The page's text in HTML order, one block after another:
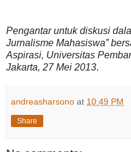
Pengantar untuk diskusi
Jurnalisme Mahasiswa”
Aspirasi, Universitas
Jakarta, 27 Mei 2013.
andreasharsono at 10:49 PM
Share